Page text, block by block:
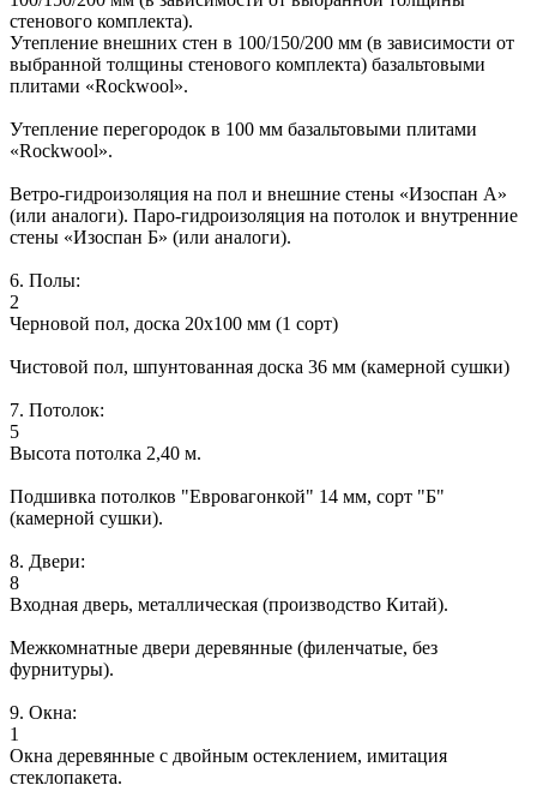
стенового комплекта).
Утепление внешних стен в 100/150/200 мм (в зависимости от
выбранной толщины стенового комплекта) базальтовыми
плитами «Rockwool».
Утепление перегородок в 100 мм базальтовыми плитами
«Rockwool».
Ветро-гидроизоляция на пол и внешние стены «Изоспан А»
(или аналоги). Паро-гидроизоляция на потолок и внутренние
стены «Изоспан Б» (или аналоги).
6. Полы:
2
Черновой пол, доска 20х100 мм (1 сорт)
Чистовой пол, шпунтованная доска 36 мм (камерной сушки)
7. Потолок:
5
Высота потолка 2,40 м.
Подшивка потолков "Евровагонкой" 14 мм, сорт "Б"
(камерной сушки).
8. Двери:
8
Входная дверь, металлическая (производство Китай).
Межкомнатные двери деревянные (филенчатые, без
фурнитуры).
9. Окна:
1
Окна деревянные с двойным остеклением, имитация
стеклопакета.